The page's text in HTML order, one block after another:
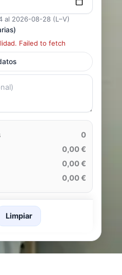
al 2026-08-28 (L–V)
Failed to fetch
0
0,00 €
0,00 €
0,00 €
Limpiar